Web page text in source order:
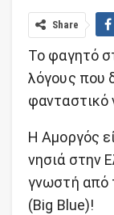
Share
Το φαγητό
λόγους που
φανταστικό
Η Αμοργός
νησιά στην
γνωστή από
(Big Blue)!